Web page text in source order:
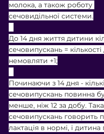
молока, а також роботу
сечовидільної системи.
До 14 дня життя дитини
сечовипускань =
немовляти +1;
Починаючи з 14 дня -
сечовипускань повинна
менше, ніж 12 за добу. Така
сечовипускань говорить
лактація в нормі, і дитина